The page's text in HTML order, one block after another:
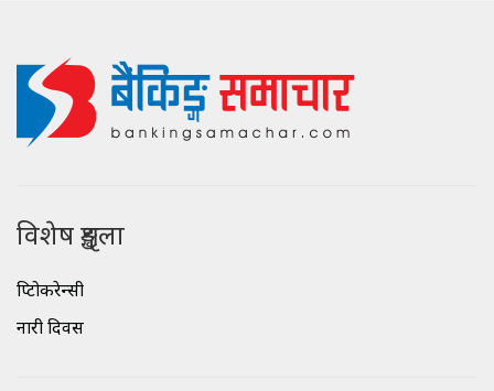
विशेष शृङ्खला
क्रिप्टोकरेन्सी
नारी दिवस